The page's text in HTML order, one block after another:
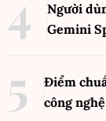
Người
Gemini
Điểm
công